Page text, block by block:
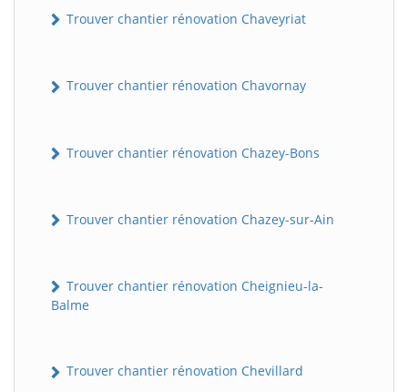
Trouver chantier rénovation Chaveyriat
Trouver chantier rénovation Chavornay
Trouver chantier rénovation Chazey-Bons
Trouver chantier rénovation Chazey-sur-Ain
Trouver chantier rénovation Cheignieu-la-
Balme
Trouver chantier rénovation Chevillard